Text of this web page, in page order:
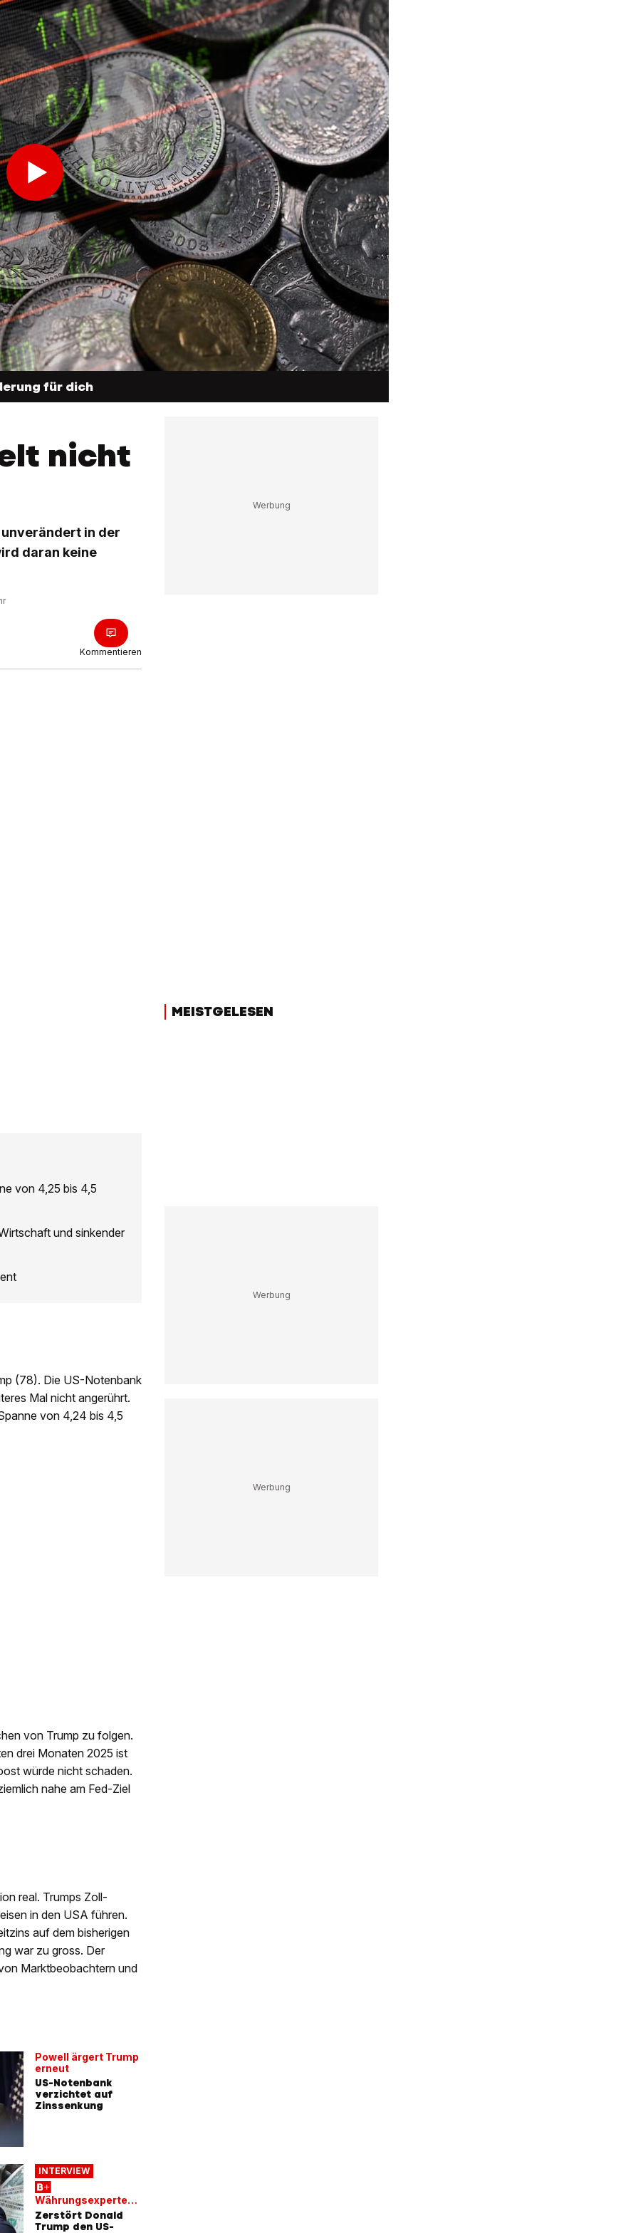
für dich
nicht
in der
daran keine
Kommentieren
von 4,25 bis 4,5
und sinkender
(78). Die US-Notenbank
Mal nicht angerührt.
von 4,24 bis 4,5
von Trump zu folgen.
drei Monaten 2025 ist
würde nicht schaden.
nahe am Fed-Ziel
real. Trumps Zoll-
in den USA führen.
auf dem bisherigen
war zu gross. Der
Marktbeobachtern und
Powell ärgert Trump
erneut
US-Notenbank
verzichtet auf
Zinssenkung
INTERVIEW
Währungsexperte
warnt
Zerstört Donald
Trump den US-
MEISTGELESEN